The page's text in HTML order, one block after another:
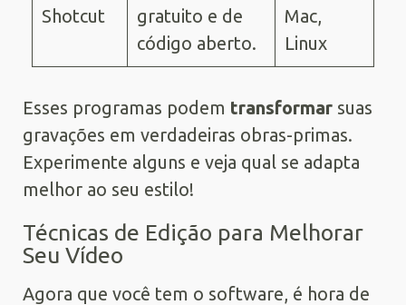
Shotcut
gratuito e de
código aberto.
Mac,
Linux
Esses programas podem transformar suas
gravações em verdadeiras obras-primas.
Experimente alguns e veja qual se adapta
melhor ao seu estilo!
Técnicas de Edição para Melhorar
Seu Vídeo
Agora que você tem o software, é hora de